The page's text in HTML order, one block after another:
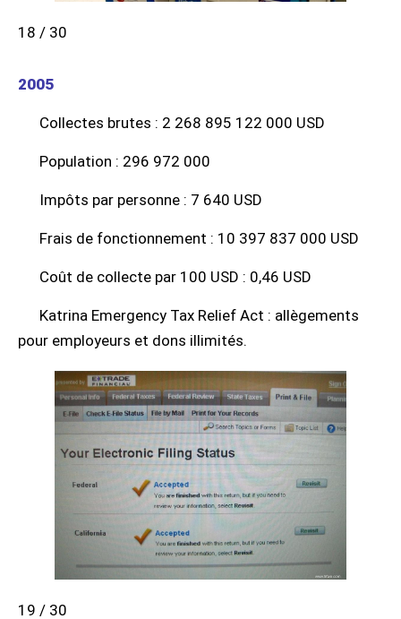
18 / 30
2005
Collectes brutes : 2 268 895 122 000 USD
Population : 296 972 000
Impôts par personne : 7 640 USD
Frais de fonctionnement : 10 397 837 000 USD
Coût de collecte par 100 USD : 0,46 USD
Katrina Emergency Tax Relief Act : allègements
pour employeurs et dons illimités.
19 / 30